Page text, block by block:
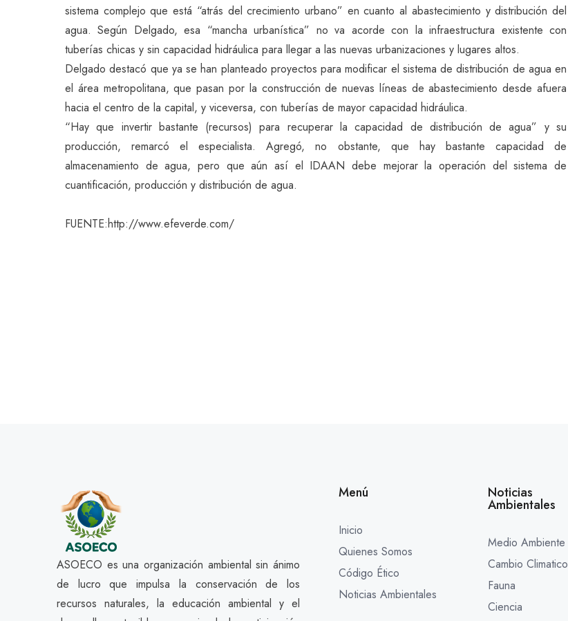
sistema complejo que está “atrás del crecimiento urbano” en cuanto al abastecimiento y distribución del
agua. Según Delgado, esa “mancha urbanística” no va acorde con la infraestructura existente con
tuberías chicas y sin capacidad hidráulica para llegar a las nuevas urbanizaciones y lugares altos.
Delgado destacó que ya se han planteado proyectos para modificar el sistema de distribución de agua en
el área metropolitana, que pasan por la construcción de nuevas líneas de abastecimiento desde afuera
hacia el centro de la capital, y viceversa, con tuberías de mayor capacidad hidráulica.
“Hay que invertir bastante (recursos) para recuperar la capacidad de distribución de agua” y su
producción, remarcó el especialista. Agregó, no obstante, que hay bastante capacidad de
almacenamiento de agua, pero que aún así el IDAAN debe mejorar la operación del sistema de
cuantificación, producción y distribución de agua.
FUENTE:http://www.efeverde.com/
ASOECO es una organización ambiental sin ánimo
de lucro que impulsa la conservación de los
recursos naturales, la educación ambiental y el
Menú
Inicio
Quienes Somos
Código Ético
Noticias Ambientales
Noticias
Ambientales
Medio Ambiente
Cambio Climatico
Fauna
Ciencia